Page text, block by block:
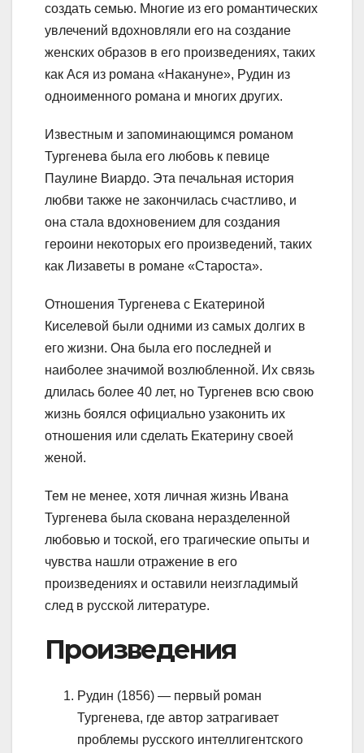
создать семью. Многие из его романтических
увлечений вдохновляли его на создание
женских образов в его произведениях, таких
как Ася из романа «Накануне», Рудин из
одноименного романа и многих других.
Известным и запоминающимся романом
Тургенева была его любовь к певице
Паулине Виардо. Эта печальная история
любви также не закончилась счастливо, и
она стала вдохновением для создания
героини некоторых его произведений, таких
как Лизаветы в романе «Староста».
Отношения Тургенева с Екатериной
Киселевой были одними из самых долгих в
его жизни. Она была его последней и
наиболее значимой возлюбленной. Их связь
длилась более 40 лет, но Тургенев всю свою
жизнь боялся официально узаконить их
отношения или сделать Екатерину своей
женой.
Тем не менее, хотя личная жизнь Ивана
Тургенева была скована неразделенной
любовью и тоской, его трагические опыты и
чувства нашли отражение в его
произведениях и оставили неизгладимый
след в русской литературе.
Произведения
Рудин (1856) — первый роман
Тургенева, где автор затрагивает
проблемы русского интеллигентского